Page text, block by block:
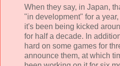
When they say, in Japan,
"in development" for a
it's been being kicked
for half a decade. In
hard on some games for
announce them, at which